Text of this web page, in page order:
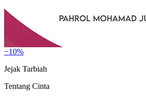
−10%
Jejak Tarbiah
Tentang Cinta